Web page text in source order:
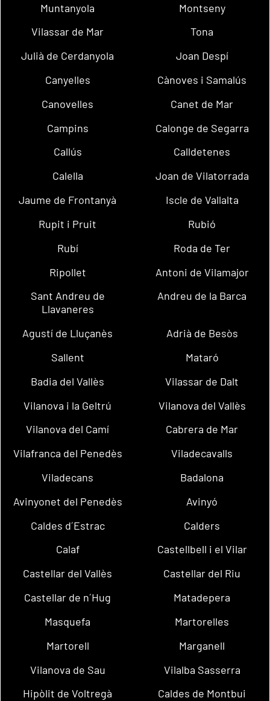
Muntanyola
Montseny
Vilassar de Mar
Tona
Julià de Cerdanyola
Joan Despí
Canyelles
Cànoves i Samalús
Canovelles
Canet de Mar
Campins
Calonge de Segarra
Callús
Calldetenes
Calella
Joan de Vilatorrada
Jaume de Frontanyà
Iscle de Vallalta
Rupit i Pruit
Rubió
Rubí
Roda de Ter
Ripollet
Antoni de Vilamajor
Sant Andreu de
Llavaneres
Andreu de la Barca
Agustí de Lluçanès
Adrià de Besòs
Sallent
Mataró
Badia del Vallès
Vilassar de Dalt
Vilanova i la Geltrú
Vilanova del Vallès
Vilanova del Camí
Cabrera de Mar
Vilafranca del Penedès
Viladecavalls
Viladecans
Badalona
Avinyonet del Penedès
Avinyó
Caldes d´Estrac
Calders
Calaf
Castellbell i el Vilar
Castellar del Vallès
Castellar del Riu
Castellar de n´Hug
Matadepera
Masquefa
Martorelles
Martorell
Marganell
Vilanova de Sau
Vilalba Sasserra
Hipòlit de Voltregà
Caldes de Montbui